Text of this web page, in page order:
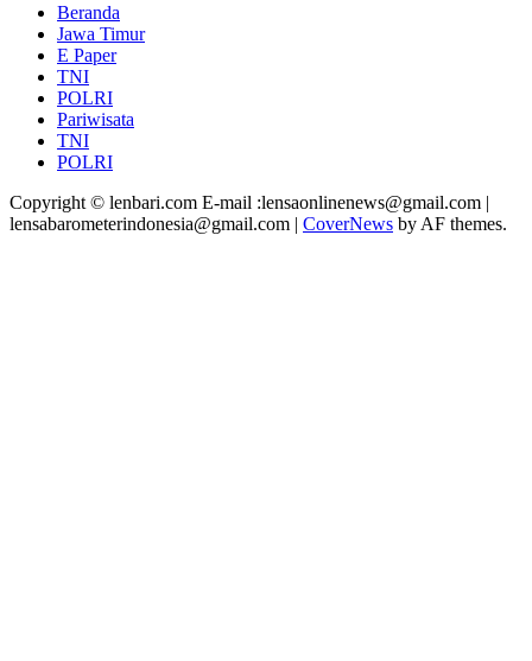
Beranda
Jawa Timur
E Paper
TNI
POLRI
Pariwisata
TNI
POLRI
Copyright © lenbari.com E-mail :lensaonlinenews@gmail.com |
lensabarometerindonesia@gmail.com | CoverNews by AF themes.